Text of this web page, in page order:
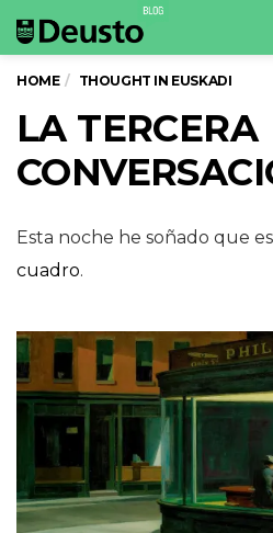
HOME THOUGHT IN EUSKADI
LA TERCERA
Esta noche he soñado que
cuadro.